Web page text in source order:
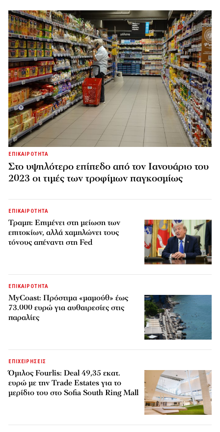
ΕΠΙΚΑΙΡΟΤΗΤΑ
Στο υψηλότερο επίπεδο από τον Ιανουάριο του
2023 οι τιμές των τροφίμων παγκοσμίως
ΕΠΙΚΑΙΡΟΤΗΤΑ
Τραμπ: Επιμένει στη μείωση των
επιτοκίων, αλλά χαμηλώνει τους
τόνους απέναντι στη Fed
ΕΠΙΚΑΙΡΟΤΗΤΑ
MyCoast: Πρόστιμα «μαμούθ» έως
73.000 ευρώ για αυθαιρεσίες στις
παραλίες
ΕΠΙΧΕΙΡΗΣΕΙΣ
Όμιλος Fourlis: Deal 49,35 εκατ.
ευρώ με την Trade Estates για το
μερίδιο του στο Sofia South Ring Mall